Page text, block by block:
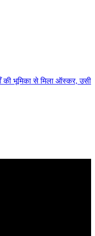
की भूमिका से मिला ऑस्कर, उसी